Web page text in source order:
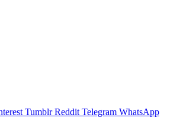
Tumblr Reddit Telegram WhatsApp